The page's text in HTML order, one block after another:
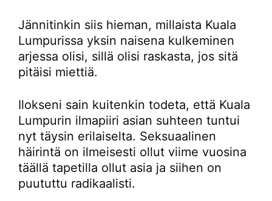
Jännitinkin siis hieman, millaista Kuala
Lumpurissa yksin naisena kulkeminen
arjessa olisi, sillä olisi raskasta, jos sitä
pitäisi miettiä.
Ilokseni sain kuitenkin todeta, että Kuala
Lumpurin ilmapiiri asian suhteen tuntui
nyt täysin erilaiselta. Seksuaalinen
häirintä on ilmeisesti ollut viime vuosina
täällä tapetilla ollut asia ja siihen on
puututtu radikaalisti.